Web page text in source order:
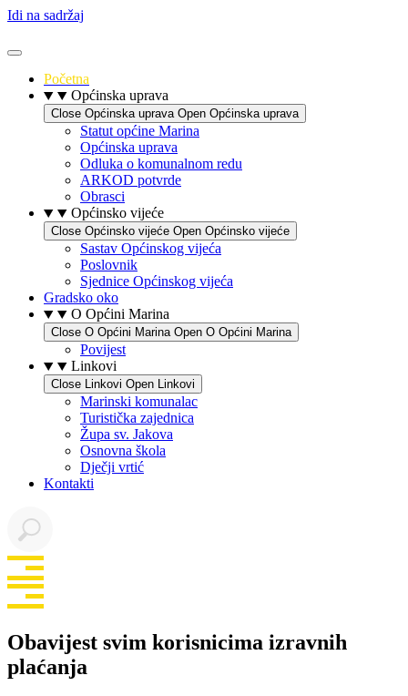
Idi na sadržaj
Početna
Općinska uprava
Close Općinska uprava Open Općinska uprava
Statut općine Marina
Općinska uprava
Odluka o komunalnom redu
ARKOD potvrde
Obrasci
Općinsko vijeće
Close Općinsko vijeće Open Općinsko vijeće
Sastav Općinskog vijeća
Poslovnik
Sjednice Općinskog vijeća
Gradsko oko
O Općini Marina
Close O Općini Marina Open O Općini Marina
Povijest
Linkovi
Close Linkovi Open Linkovi
Marinski komunalac
Turistička zajednica
Župa sv. Jakova
Osnovna škola
Dječji vrtić
Kontakti
Obavijest svim korisnicima izravnih
plaćanja